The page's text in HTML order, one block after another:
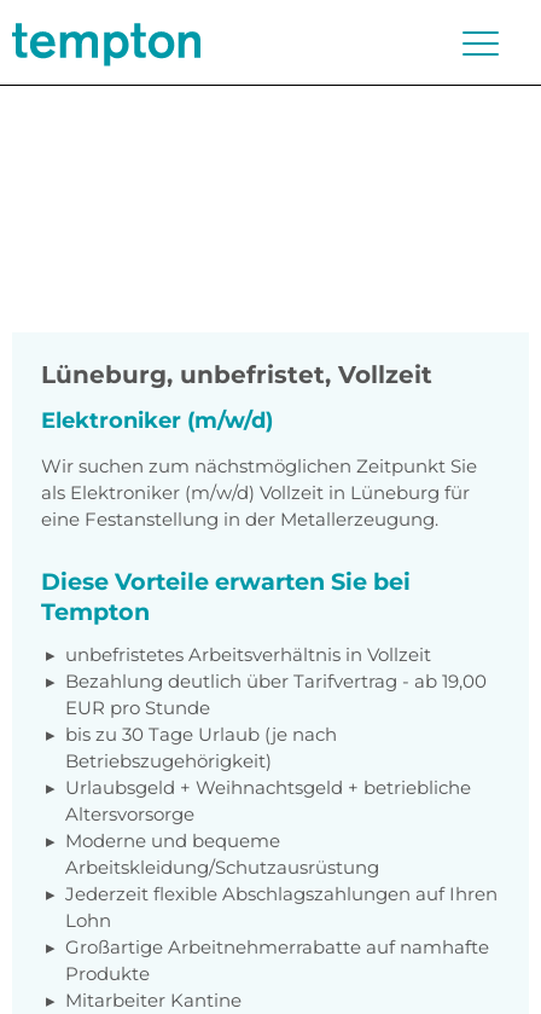
Lüneburg, unbefristet, Vollzeit
Elektroniker (m/w/d)
Wir suchen zum nächstmöglichen Zeitpunkt Sie
als Elektroniker (m/w/d) Vollzeit in Lüneburg für
eine Festanstellung in der Metallerzeugung.
Diese Vorteile erwarten Sie bei
Tempton
unbefristetes Arbeitsverhältnis in Vollzeit
Bezahlung deutlich über Tarifvertrag - ab 19,00
EUR pro Stunde
bis zu 30 Tage Urlaub (je nach
Betriebszugehörigkeit)
Urlaubsgeld + Weihnachtsgeld + betriebliche
Altersvorsorge
Moderne und bequeme
Arbeitskleidung/Schutzausrüstung
Jederzeit flexible Abschlagszahlungen auf Ihren
Lohn
Großartige Arbeitnehmerrabatte auf namhafte
Produkte
Mitarbeiter Kantine